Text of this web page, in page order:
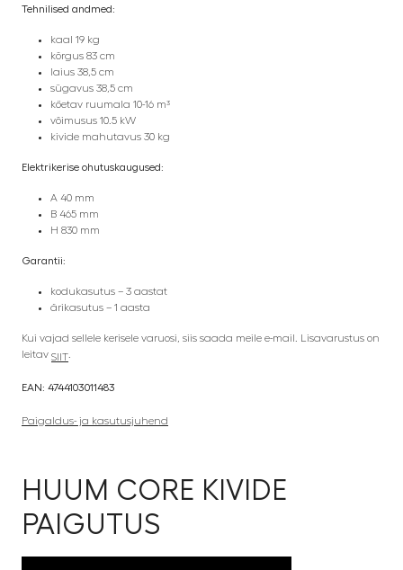
Tehnilised andmed:
kaal 19 kg
kõrgus 83 cm
laius 38,5 cm
sügavus 38,5 cm
köetav ruumala 10-16 m³
võimusus 10.5 kW
kivide mahutavus 30 kg
Elektrikerise ohutuskaugused:
A 40 mm
B 465 mm
H 830 mm
Garantii:
kodukasutus – 3 aastat
ärikasutus – 1 aasta
Kui vajad sellele kerisele varuosi, siis saada meile e-mail. Lisavarustus on
leitav SIIT.
EAN: 4744103011483
Paigaldus- ja kasutusjuhend
HUUM CORE KIVIDE
PAIGUTUS